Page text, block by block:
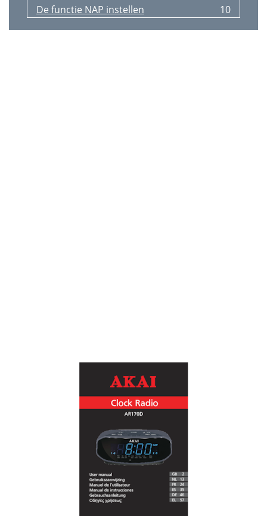
De functie NAP instellen
10
Reiniging en onderhoud6
11